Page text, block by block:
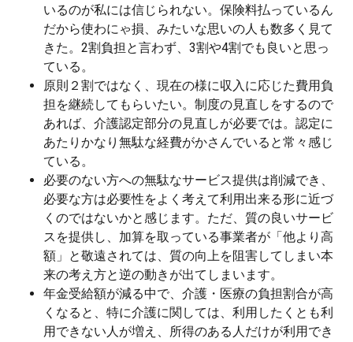
いるのが私には信じられない。保険料払っているん
だから使わにゃ損、みたいな思いの人も数多く見て
きた。2割負担と言わず、3割や4割でも良いと思っ
ている。
原則２割ではなく、現在の様に収入に応じた費用負
担を継続してもらいたい。制度の見直しをするので
あれば、介護認定部分の見直しが必要では。認定に
あたりかなり無駄な経費がかさんでいると常々感じ
ている。
必要のない方への無駄なサービス提供は削減でき、
必要な方は必要性をよく考えて利用出来る形に近づ
くのではないかと感じます。ただ、質の良いサービ
スを提供し、加算を取っている事業者が「他より高
額」と敬遠されては、質の向上を阻害してしまい本
来の考え方と逆の動きが出てしまいます。
年金受給額が減る中で、介護・医療の負担割合が高
くなると、特に介護に関しては、利用したくとも利
用できない人が増え、所得のある人だけが利用でき